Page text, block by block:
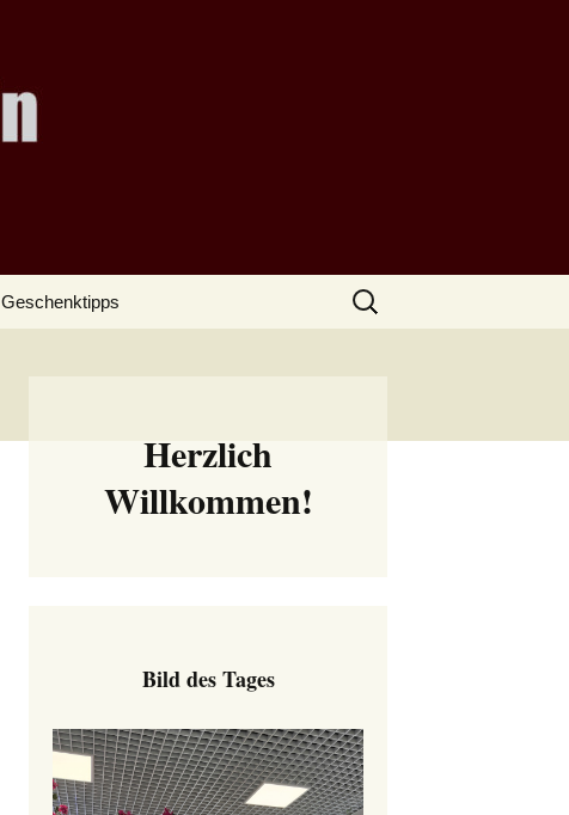
Geschenktipps
Suchen
nach:
Herzlich
Willkommen!
Bild des Tages